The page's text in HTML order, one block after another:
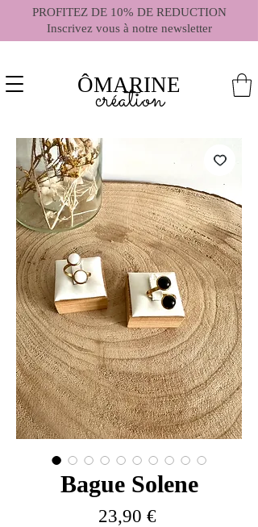
ÔMARINE
création
PROFITEZ DE 10% DE REDUCTION
Inscrivez vous à notre newsletter
Bague Solene
23,90 €Prix